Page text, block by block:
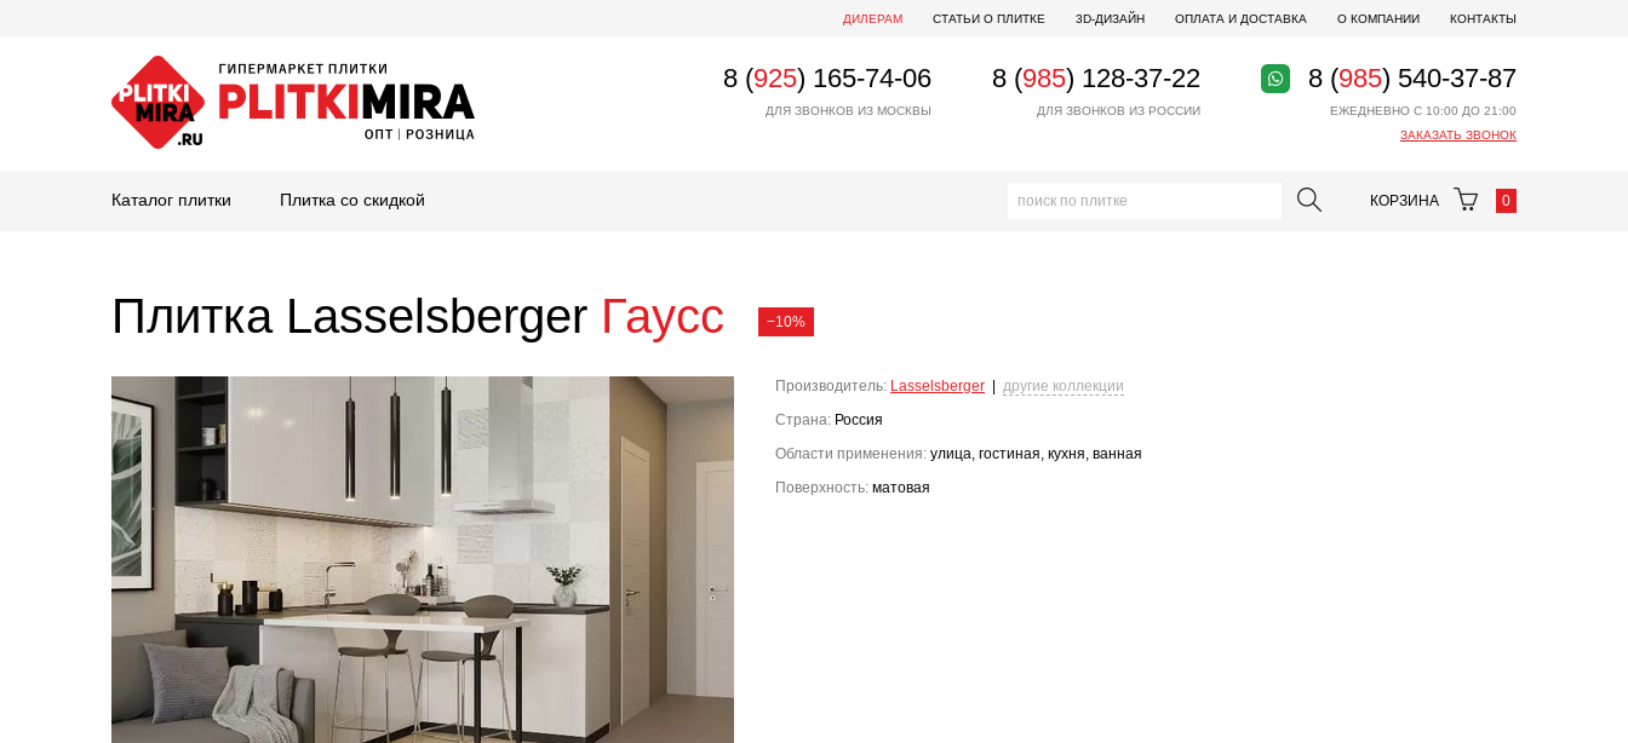
ДИЛЕРАМ СТАТЬИ О ПЛИТКЕ 3D-ДИЗАЙН ОПЛАТА И ДОСТАВКА О КОМПАНИИ КОНТАКТЫ
8 (925) 165-74-06
ДЛЯ ЗВОНКОВ ИЗ МОСКВЫ
8 (985) 128-37-22
ДЛЯ ЗВОНКОВ ИЗ РОССИИ
8 (985) 540-37-87
ЕЖЕДНЕВНО С 10:00 ДО 21:00
ЗАКАЗАТЬ ЗВОНОК
Каталог плитки Плитка со скидкой КОРЗИНА 0
Плитка Lasselsberger Гаусс −10%
Производитель: Lasselsberger
другие коллекции
Страна: Россия
Области применения: улица, гостиная, кухня, ванная
Поверхность: матовая